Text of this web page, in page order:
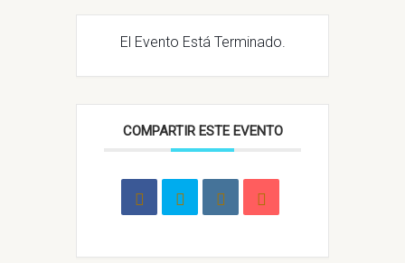
El Evento Está Terminado.
COMPARTIR ESTE EVENTO